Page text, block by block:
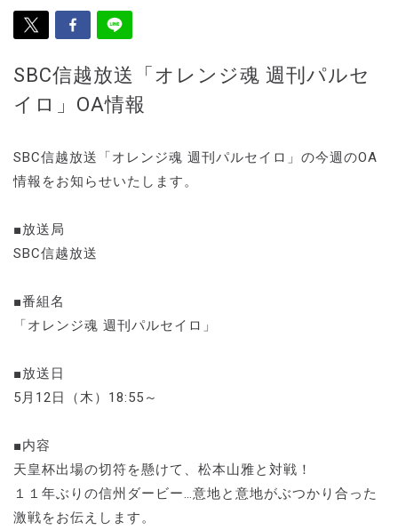
SBC信越放送「オレンジ魂 週刊パルセ
イロ」OA情報
SBC信越放送「オレンジ魂 週刊パルセイロ」の今週のOA
情報をお知らせいたします。
■放送局
SBC信越放送
■番組名
「オレンジ魂 週刊パルセイロ」
■放送日
5月12日（木）18:55～
■内容
天皇杯出場の切符を懸けて、松本山雅と対戦！
１１年ぶりの信州ダービー…意地と意地がぶつかり合った
激戦をお伝えします。